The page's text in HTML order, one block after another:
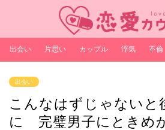
出会い 片思い カップル 浮気 不倫
出会い
こんなはずじゃないと
に 完璧男子にときめ